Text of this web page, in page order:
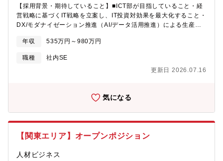
ポジションはOKIの将来事業を担う可能性がある新規事業を推進/
開発する場となります。今後のキャリアについては実際に担当で
きる業務内容や本人の適正・希望によっても変わってくると思い
可能です。・担当したシステムのエキスパート（幹部社員も可
員）・該当事業を推進するチームマネージャー（幹部社員）【魅
力】■当チームは新規事業（物流）に特化しており、これからの
兆円を超える巨大市場となり、2024年問題などからもゲームチェ
ができる大変やりがいのある仕事です。【働き方】■座席はフリー
期：30時間～40時間■テレワーク：週に1～2回可能
システムにおける最新の技術、知見の取り込みという貴重な経験
ができます。【歓迎要件】いずれか・ITインフラ運用業務の経験
（ITシステムの運用設計経験）・プロジェクトマネージャー経験
（ITSM）領域の基礎知識
【採用背景・期待していること】■ICT部が目指していること・経
営戦略に基づくIT戦略を立案し、IT投資対効果を最大化すること・
DX/モダナイゼーション推進（AI/データ活用推進）による生産性
持）・事業課題に対するシステムによる解決策を提案する戦略的
パートナーになること■ITインフラストラクチャ・情報セキュリテ
ィグループが目指していること・従業員がITを活用した業務を推
進できる環境を整備すること・従業員が安心して安全に利用でき
るITインフラの安定稼働、DX推進に向けたデータベース構築・活
ループがあり、61名が在籍しています。・IT戦略グループ・ITイ
イズアプリケーショングループそのうち、ITインフラストラクチ
年収 535万円～980万円
職種
社内SE
更新日 2026.07.16
気になる
【関東エリア】オープンポジション
人材ビジネス